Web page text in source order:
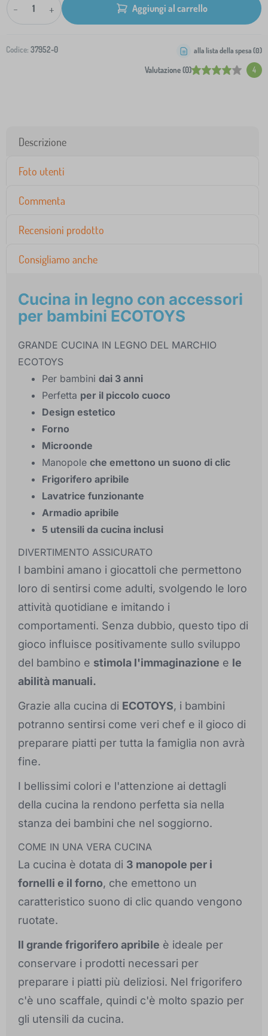
- + Aggiungi al carrello
Codice: 37952-0
Valutazione (0) 4
alla lista della spesa (0)
Descrizione
Foto utenti
Commenta
Recensioni prodotto
Consigliamo anche
Cucina in legno con accessori
per bambini ECOTOYS
GRANDE CUCINA IN LEGNO DEL MARCHIO
ECOTOYS
Per bambini dai 3 anni
Perfetta per il piccolo cuoco
Design estetico
Forno
Microonde
Manopole che emettono un suono di clic
Frigorifero apribile
Lavatrice funzionante
Armadio apribile
5 utensili da cucina inclusi
DIVERTIMENTO ASSICURATO
I bambini amano i giocattoli che permettono
loro di sentirsi come adulti, svolgendo le loro
attività quotidiane e imitando i
comportamenti. Senza dubbio, questo tipo di
gioco influisce positivamente sullo sviluppo
del bambino e stimola l'immaginazione e le
abilità manuali.
Grazie alla cucina di ECOTOYS, i bambini
potranno sentirsi come veri chef e il gioco di
preparare piatti per tutta la famiglia non avrà
fine.
I bellissimi colori e l'attenzione ai dettagli
della cucina la rendono perfetta sia nella
stanza dei bambini che nel soggiorno.
COME IN UNA VERA CUCINA
La cucina è dotata di 3 manopole per i
fornelli e il forno, che emettono un
caratteristico suono di clic quando vengono
ruotate.
Il grande frigorifero apribile è ideale per
conservare i prodotti necessari per
preparare i piatti più deliziosi. Nel frigorifero
c'è uno scaffale, quindi c'è molto spazio per
gli utensili da cucina.